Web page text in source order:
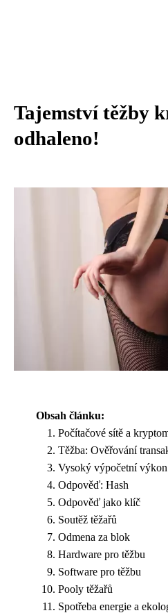
Tajemství těžby
odhaleno!
Obsah článku:
Počítačové sítě a
Těžba: Ověřování
Vysoký výpočetní výkon
Odpověď: Hash
Odpověď jako klíč
Soutěž těžařů
Odmena za blok
Hardware pro těžbu
Software pro těžbu
Pooly těžařů
Spotřeba energie a